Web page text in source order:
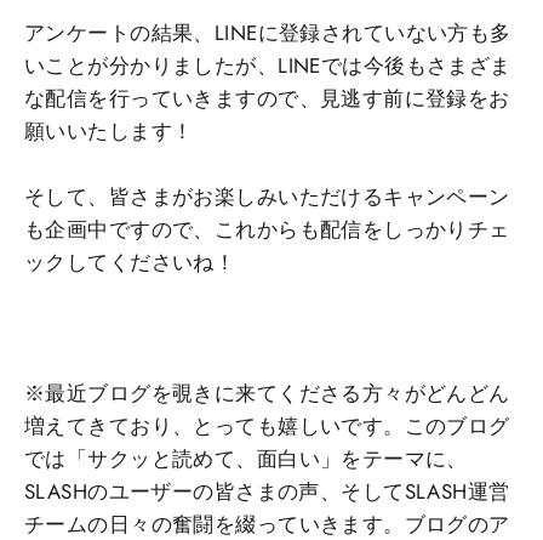
アンケートの結果、LINEに登録されていない方も多
いことが分かりましたが、LINEでは今後もさまざま
な配信を行っていきますので、見逃す前に登録をお
願いいたします！
そして、皆さまがお楽しみいただけるキャンペーン
も企画中ですので、これからも配信をしっかりチェ
ックしてくださいね！
※最近ブログを覗きに来てくださる方々がどんどん
増えてきており、とっても嬉しいです。このブログ
では「サクッと読めて、面白い」をテーマに、
SLASHのユーザーの皆さまの声、そしてSLASH運営
チームの日々の奮闘を綴っていきます。ブログのア